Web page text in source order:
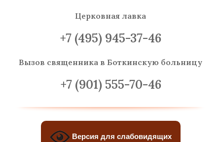
Церковная лавка
+7 (495) 945-37-46
Вызов священника в Боткинскую больницу
+7 (901) 555-70-46
Версия для слабовидящих